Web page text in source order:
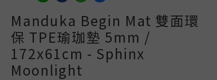
Manduka Begin Mat 雙面環
保 TPE瑜珈墊 5mm /
172x61cm - Sphinx
Moonlight